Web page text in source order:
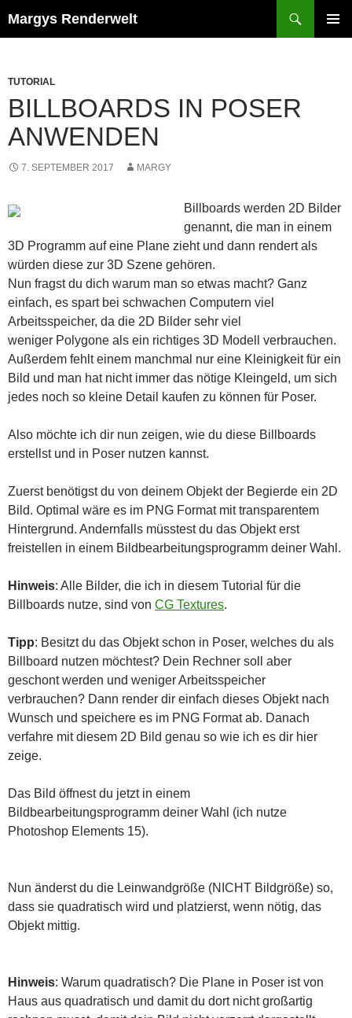
Inhalt
Margys Renderwelt
TUTORIAL
BILLBOARDS IN POSER
ANWENDEN
7. SEPTEMBER 2017 MARGY
Billboards werden 2D Bilder
genannt, die man in einem
3D Programm auf eine Plane zieht und dann rendert als
würden diese zur 3D Szene gehören.
Nun fragst du dich warum man so etwas macht? Ganz
einfach, es spart bei schwachen Computern viel
Arbeitsspeicher, da die 2D Bilder sehr viel
weniger Polygone als ein richtiges 3D Modell verbrauchen.
Außerdem fehlt einem manchmal nur eine Kleinigkeit für ein
Bild und man hat nicht immer das nötige Kleingeld, um sich
jedes noch so kleine Detail kaufen zu können für Poser.
Also möchte ich dir nun zeigen, wie du diese Billboards
erstellst und in Poser nutzen kannst.
Zuerst benötigst du von deinem Objekt der Begierde ein 2D
Bild. Optimal wäre es im PNG Format mit transparentem
Hintergrund. Andernfalls müsstest du das Objekt erst
freistellen in einem Bildbearbeitungsprogramm deiner Wahl.
Hinweis: Alle Bilder, die ich in diesem Tutorial für die
Billboards nutze, sind von CG Textures.
Tipp: Besitzt du das Objekt schon in Poser, welches du als
Billboard nutzen möchtest? Dein Rechner soll aber
geschont werden und weniger Arbeitsspeicher
verbrauchen? Dann render dir einfach dieses Objekt nach
Wunsch und speichere es im PNG Format ab. Danach
verfahre mit diesem 2D Bild genau so wie ich es dir hier
zeige.
Das Bild öffnest du jetzt in einem
Bildbearbeitungsprogramm deiner Wahl (ich nutze
Photoshop Elements 15).
Nun änderst du die Leinwandgröße (NICHT Bildgröße) so,
dass sie quadratisch wird und platzierst, wenn nötig, das
Objekt mittig.
Hinweis: Warum quadratisch? Die Plane in Poser ist von
Haus aus quadratisch und damit du dort nicht großartig